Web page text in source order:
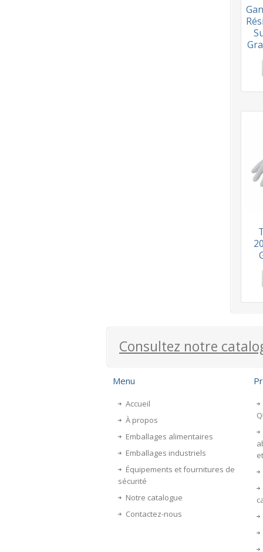
Consultez notre
Menu
Accueil
À propos
Emballages alimentaires
Emballages industriels
Équipements et fournitures de
sécurité
Notre catalogue
Contactez-nous